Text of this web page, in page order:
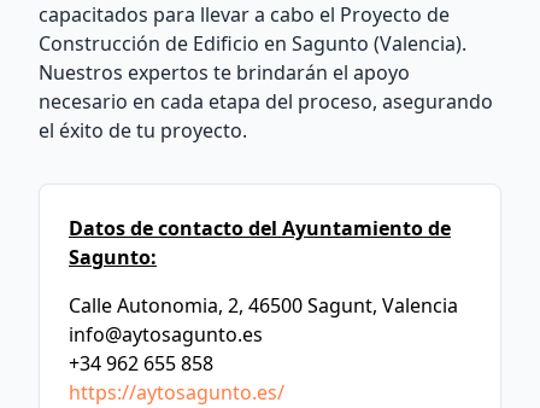
capacitados para llevar a cabo el Proyecto de
Construcción de Edificio en Sagunto (Valencia).
Nuestros expertos te brindarán el apoyo
necesario en cada etapa del proceso, asegurando
el éxito de tu proyecto.
Datos de contacto del Ayuntamiento de
Sagunto:
Calle Autonomia, 2, 46500 Sagunt, Valencia
info@aytosagunto.es
+34 962 655 858
https://aytosagunto.es/